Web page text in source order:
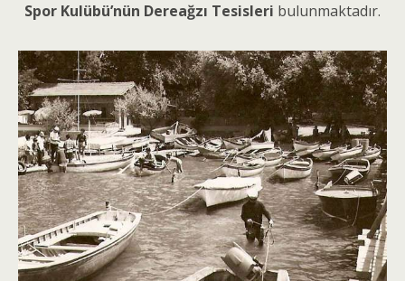
Spor Kulübü’nün Dereağzı Tesisleri bulunmaktadır.